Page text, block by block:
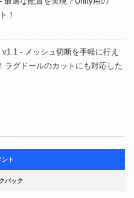
！
- メッシュ切断を手軽に行え
ラグドールのカットにも対応した
ト
バック